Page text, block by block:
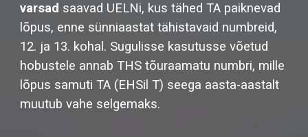
varsad saavad UELNi, kus tähed TA paiknevad
lõpus, enne sünniaastat tähistavaid numbreid,
12. ja 13. kohal. Sugulisse kasutusse võetud
hobustele annab THS tõuraamatu numbri, mille
lõpus samuti TA (EHSil T) seega aasta-aastalt
muutub vahe selgemaks.